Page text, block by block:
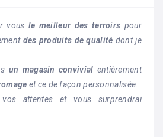
vous le meilleur des terroirs pour
des produits de qualité dont je
un magasin convivial entièrement
et ce de façon personnalisée.
attentes et vous surprendrai